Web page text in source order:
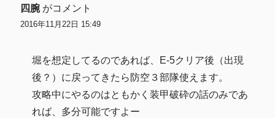
四腕 がコメント
2016年11月22日 15:49
堀を想定してるのであれば、E-5クリア後（出現
後？）に戻ってきたら防空３部隊使えます。
攻略中にやるのはともかく装甲破砕の話のみであ
れば、多分可能ですよー